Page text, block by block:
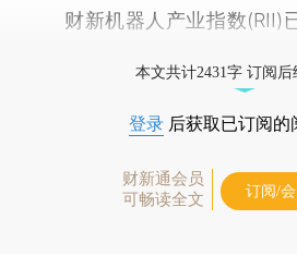
财新机器人产业指数(RII)已
本文共计2431字 订阅
登录 后获取已订阅的
财新通会员
可畅读全文
订阅/